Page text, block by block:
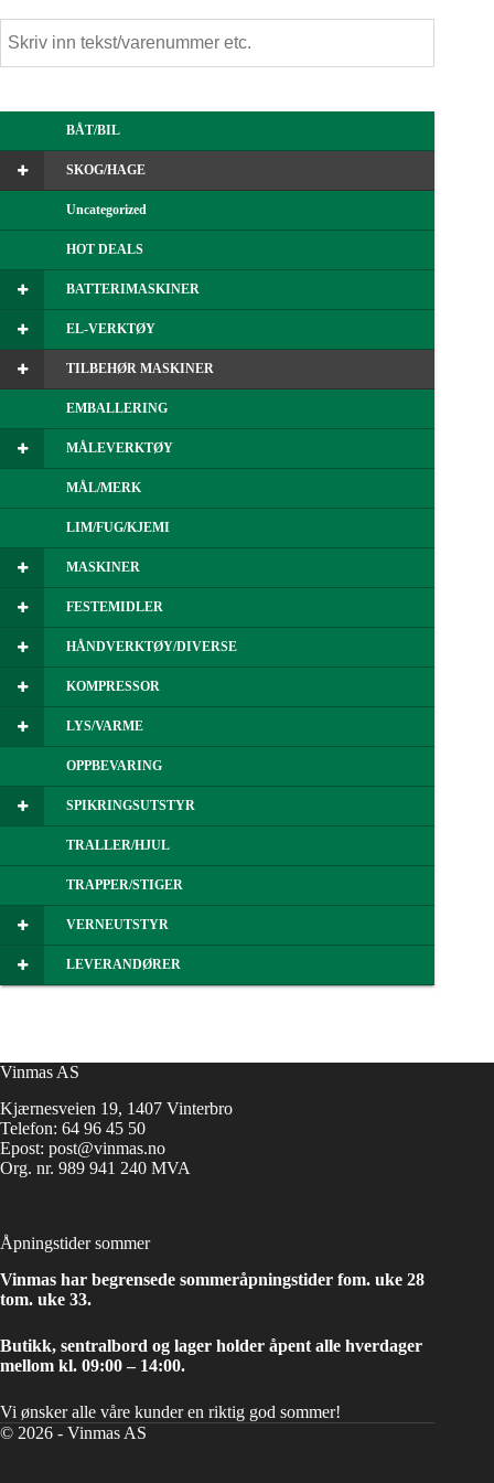
BÅT/BIL
SKOG/HAGE
Uncategorized
HOT DEALS
BATTERIMASKINER
EL-VERKTØY
TILBEHØR MASKINER
EMBALLERING
MÅLEVERKTØY
MÅL/MERK
LIM/FUG/KJEMI
MASKINER
FESTEMIDLER
HÅNDVERKTØY/DIVERSE
KOMPRESSOR
LYS/VARME
OPPBEVARING
SPIKRINGSUTSTYR
TRALLER/HJUL
TRAPPER/STIGER
VERNEUTSTYR
LEVERANDØRER
Vinmas AS
Kjærnesveien 19, 1407 Vinterbro
Telefon: 64 96 45 50
Epost: post@vinmas.no
Org. nr. 989 941 240 MVA
Åpningstider sommer
Vinmas har begrensede sommeråpningstider fom. uke 28
tom. uke 33.
Butikk, sentralbord og lager holder åpent alle hverdager
mellom kl. 09:00 – 14:00.
Vi ønsker alle våre kunder en riktig god sommer!
© 2026 - Vinmas AS